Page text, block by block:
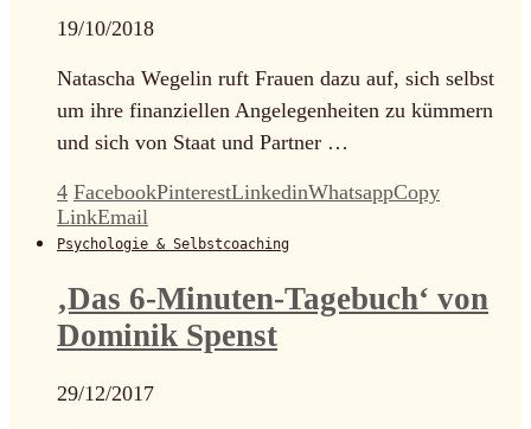
19/10/2018
Natascha Wegelin ruft Frauen dazu auf, sich selbst
um ihre finanziellen Angelegenheiten zu kümmern
und sich von Staat und Partner …
4 FacebookPinterestLinkedinWhatsappCopy
LinkEmail
Psychologie & Selbstcoaching
‚Das 6-Minuten-Tagebuch‘ von
Dominik Spenst
29/12/2017